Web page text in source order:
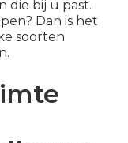
die bij u past.
Dan is het
soorten